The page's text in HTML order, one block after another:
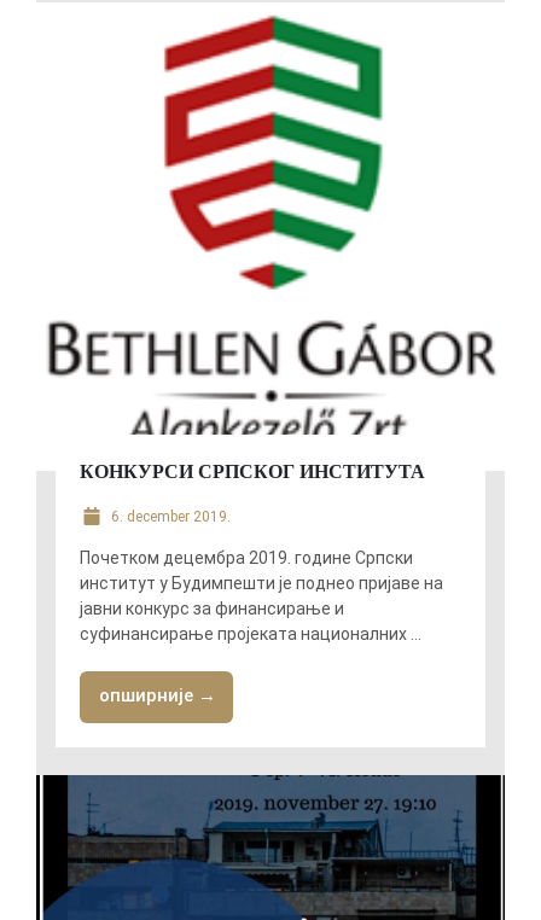
КОНКУРСИ СРПСКОГ ИНСТИТУТА
6. december 2019.
Почетком децембра 2019. године Српски
институт у Будимпешти је поднео пријаве на
јавни конкурс за финансирање и
суфинансирање пројеката националних ...
опширније →